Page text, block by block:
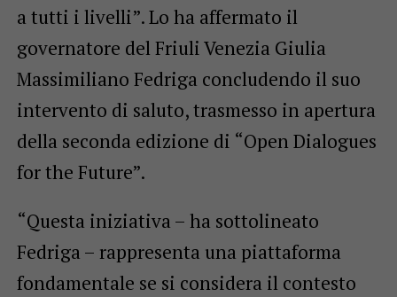
a tutti i livelli”. Lo ha affermato il
governatore del Friuli Venezia Giulia
Massimiliano Fedriga concludendo il suo
intervento di saluto, trasmesso in apertura
della seconda edizione di “Open Dialogues
for the Future”.
“Questa iniziativa – ha sottolineato
Fedriga – rappresenta una piattaforma
fondamentale se si considera il contesto